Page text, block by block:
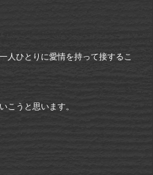
人ひとりに愛情を持って接するこ
こうと思います。